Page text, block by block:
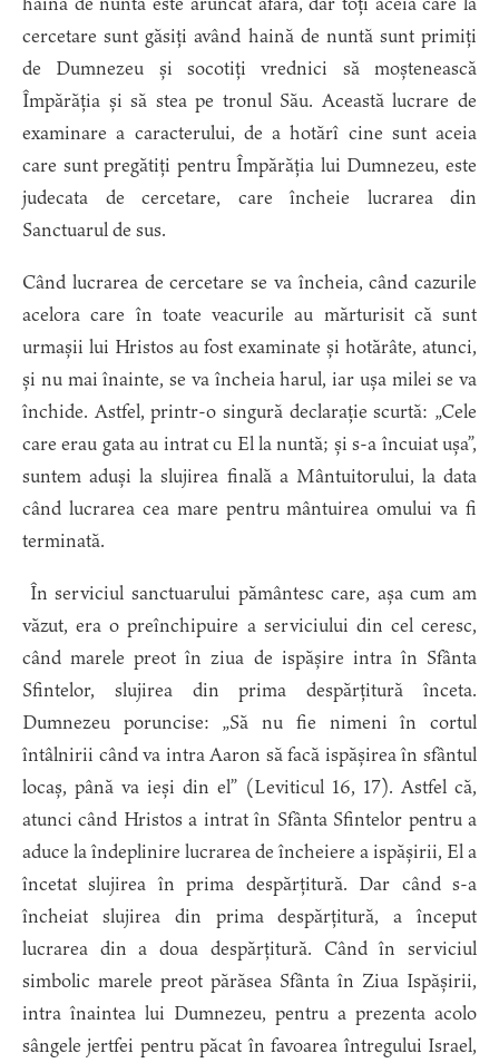
cercetare sunt găsiți având haină de nuntă sunt primiți
de Dumnezeu și socotiți vrednici să moștenească
Împărăția și să stea pe tronul Său. Această lucrare de
examinare a caracterului, de a hotărî cine sunt aceia
care sunt pregătiți pentru Împărăția lui Dumnezeu, este
judecata de cercetare, care încheie lucrarea din
Sanctuarul de sus.
Când lucrarea de cercetare se va încheia, când cazurile
acelora care în toate veacurile au mărturisit că sunt
urmașii lui Hristos au fost examinate și hotărâte, atunci,
și nu mai înainte, se va încheia harul, iar ușa milei se va
închide. Astfel, printr-o singură declarație scurtă: „Cele
care erau gata au intrat cu El la nuntă; și s-a încuiat ușa”,
suntem aduși la slujirea finală a Mântuitorului, la data
când lucrarea cea mare pentru mântuirea omului va fi
terminată.
În serviciul sanctuarului pământesc care, așa cum am
văzut, era o preînchipuire a serviciului din cel ceresc,
când marele preot în ziua de ispășire intra în Sfânta
Sfintelor, slujirea din prima despărțitură înceta.
Dumnezeu poruncise: „Să nu fie nimeni în cortul
întâlnirii când va intra Aaron să facă ispășirea în sfântul
locaș, până va ieși din el” (Leviticul 16, 17). Astfel că,
atunci când Hristos a intrat în Sfânta Sfintelor pentru a
aduce la îndeplinire lucrarea de încheiere a ispășirii, El a
încetat slujirea în prima despărțitură. Dar când s-a
încheiat slujirea din prima despărțitură, a început
lucrarea din a doua despărțitură. Când în serviciul
simbolic marele preot părăsea Sfânta în Ziua Ispășirii,
intra înaintea lui Dumnezeu, pentru a prezenta acolo
sângele jertfei pentru păcat în favoarea întregului Israel,